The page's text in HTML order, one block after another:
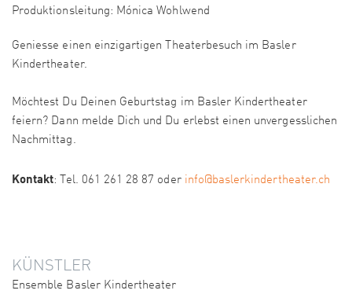
Produktionsleitung: Mónica Wohlwend
Geniesse einen einzigartigen Theaterbesuch im Basler
Kindertheater.
Möchtest Du Deinen Geburtstag im Basler Kindertheater
feiern? Dann melde Dich und Du erlebst einen unvergesslichen
Nachmittag.
Kontakt: Tel. 061 261 28 87 oder info@baslerkindertheater.ch
KÜNSTLER
Ensemble Basler Kindertheater